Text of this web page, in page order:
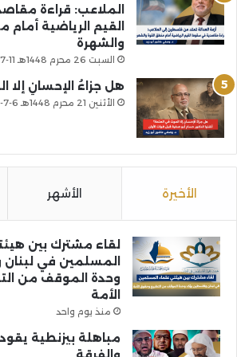
الملاعب: قراءة
القيم الرياضية
والشهرة
السبت 26 محرم 1448هـ 11-7-2026م
هل جزاءُ الإحسانِ إلا
الأثنين 21 محرم 1448هـ 6-7-2026م
الأخيرة الأشهر
لقاء مشترك بين
المسلمين في
وحدة الموقف من
الأمة
منذ يوم واحد
مباهلة بيزنطية